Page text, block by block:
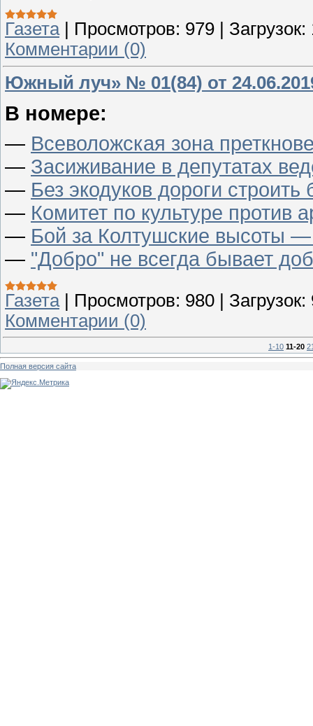
Газета| Просмотров: 979 Загрузок:
Комментарии (0)
Южный луч» № 01(84) от
В номере:
— Всеволожская зона
— Засиживание в депутатах
— Без экодуков дороги
— Комитет по культуре против
— Бой за Колтушские высоты —
— "Добро" не всегда бывает
Газета| Просмотров: 980 Загрузок:
Комментарии (0)
1-10 11-20
Полная версия сайта